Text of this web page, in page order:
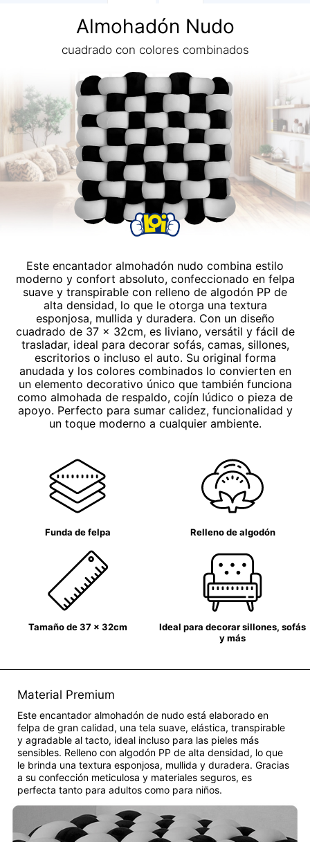
Almohadón Nudo
cuadrado con colores combinados
Este encantador almohadón nudo combina estilo
moderno y confort absoluto, confeccionado en felpa
suave y transpirable con relleno de algodón PP de
alta densidad, lo que le otorga una textura
esponjosa, mullida y duradera. Con un diseño
cuadrado de 37 x 32cm, es liviano, versátil y fácil de
trasladar, ideal para decorar sofás, camas, sillones,
escritorios o incluso el auto. Su original forma
anudada y los colores combinados lo convierten en
un elemento decorativo único que también funciona
como almohada de respaldo, cojín lúdico o pieza de
apoyo. Perfecto para sumar calidez, funcionalidad y
un toque moderno a cualquier ambiente.
Funda de felpa Relleno de algodón
Tamaño de 37 x 32cm
Ideal para decorar sillones, sofás
y más
Material Premium
Este encantador almohadón de nudo está elaborado en
felpa de gran calidad, una tela suave, elástica, transpirable
y agradable al tacto, ideal incluso para las pieles más
sensibles. Relleno con algodón PP de alta densidad, lo que
le brinda una textura esponjosa, mullida y duradera. Gracias
a su confección meticulosa y materiales seguros, es
perfecta tanto para adultos como para niños.